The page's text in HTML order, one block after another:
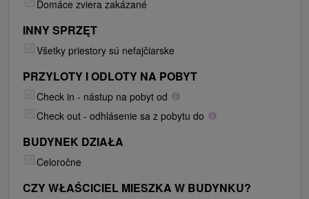
Domáce zviera zakázané
INNY SPRZĘT
Všetky priestory sú nefajčiarske
PRZYLOTY I ODLOTY NA POBYT
Check in - nástup na pobyt od
Check out - odhlásenie sa z pobytu do
BUDYNEK DZIAŁA
Celoročne
CZY WŁAŚCICIEL MIESZKA W BUDYNKU?